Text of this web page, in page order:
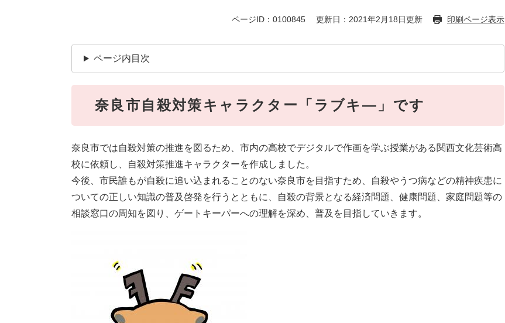
ページID：0100845 更新日：2021年2月18日更新 印刷ページ表示
ページ内目次
奈良市自殺対策キャラクター「ラブキ―」です
奈良市では自殺対策の推進を図るため、市内の高校でデジタルで作画を学ぶ授業がある関西文化芸術高
校に依頼し、自殺対策推進キャラクターを作成しました。
今後、市民誰もが自殺に追い込まれることのない奈良市を目指すため、自殺やうつ病などの精神疾患に
ついての正しい知識の普及啓発を行うとともに、自殺の背景となる経済問題、健康問題、家庭問題等の
相談窓口の周知を図り、ゲートキーパーへの理解を深め、普及を目指していきます。